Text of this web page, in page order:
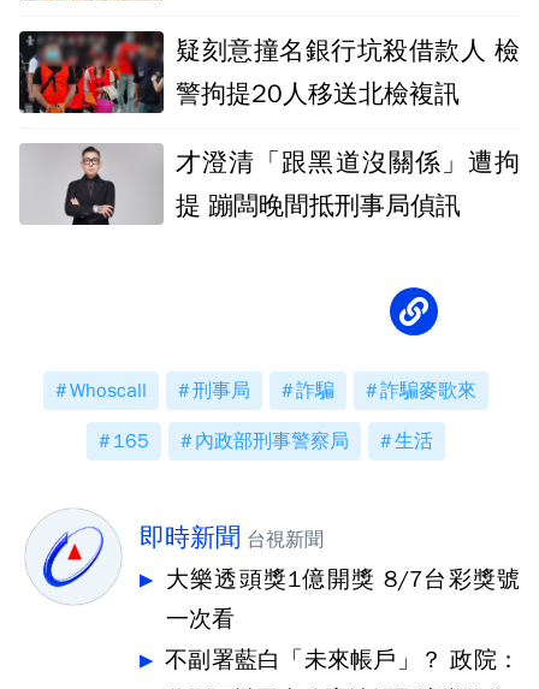
疑刻意撞名銀行坑殺借款人 檢
警拘提20人移送北檢複訊
才澄清「跟黑道沒關係」遭拘
提 蹦闆晚間抵刑事局偵訊
Whoscall 刑事局 詐騙 詐騙麥歌來
165 內政部刑事警察局 生活
即時新聞 台視新聞
大樂透頭獎1億開獎 8/7台彩獎號
一次看
不副署藍白「未來帳戶」？ 政院：